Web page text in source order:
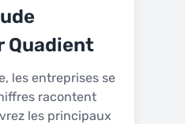
Quadient
les entreprises se
racontent
les principaux